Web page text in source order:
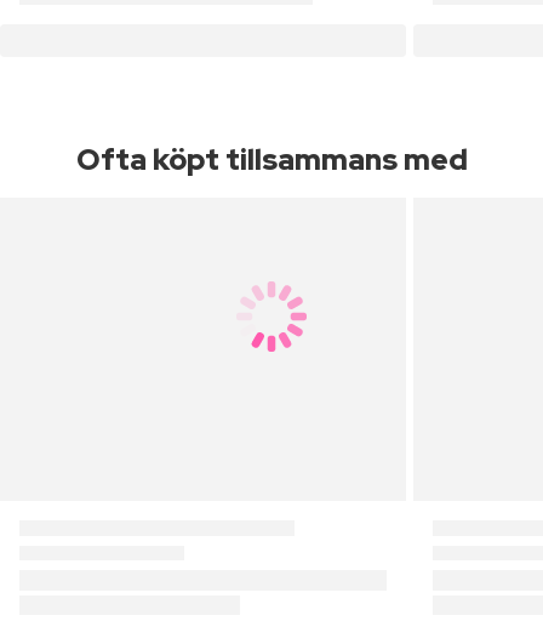
Ofta köpt tillsammans med